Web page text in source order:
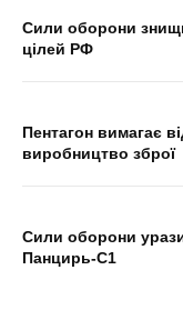
Сили оборони
цілей РФ
Пентагон вимагає
виробництво зброї
Сили оборони
Панцирь-С1